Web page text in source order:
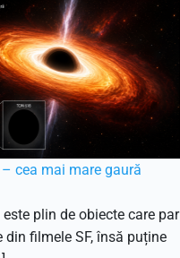
cea mai mare gaură
este plin de obiecte care par
din filmele SF, însă puține